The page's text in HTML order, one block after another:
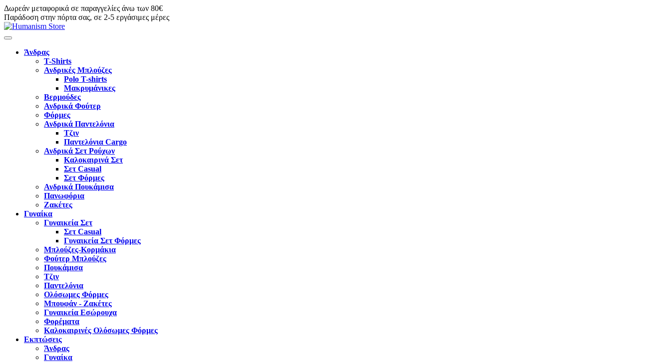
Δωρεάν μεταφορικά σε παραγγελίες άνω των 80€
Παράδοση στην πόρτα σας, σε 2-5 εργάσιμες μέρες
Άνδρας
T-Shirts
Ανδρικές Μπλούζες
Polo T-shirts
Μακρυμάνικες
Βερμούδες
Ανδρικά Φούτερ
Φόρμες
Ανδρικά Παντελόνια
Τζιν
Παντελόνια Cargo
Ανδρικά Σετ Ρούχων
Καλοκαιρινά Σετ
Σετ Casual
Σετ Φόρμες
Ανδρικά Πουκάμισα
Πανωφόρια
Ζακέτες
Γυναίκα
Γυναικεία Σετ
Σετ Casual
Γυναικεία Σετ Φόρμες
Μπλούζες-Κορμάκια
Φούτερ Μπλούζες
Πουκάμισα
Τζιν
Παντελόνια
Ολόσωμες Φόρμες
Μπουφάν - Ζακέτες
Γυναικεία Εσώρουχα
Φορέματα
Καλοκαιρινές Ολόσωμες Φόρμες
Εκπτώσεις
Άνδρας
Γυναίκα